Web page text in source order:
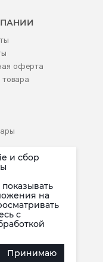
оферта
товара
и сбор
на
c
Принимаю